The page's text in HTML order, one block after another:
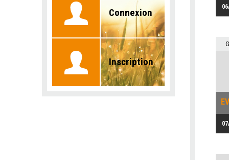
Connexion
Inscription